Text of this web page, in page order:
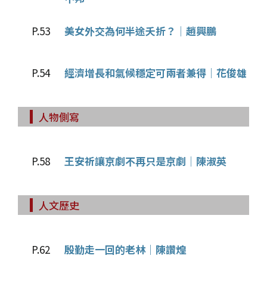
P.53 美女外交為何半途夭折？│趙興鵬
P.54 經濟增長和氣候穩定可兩者兼得│花俊雄
人物側寫
P.58 王安祈讓京劇不再只是京劇│陳淑英
人文歷史
P.62 殷勤走一回的老林│陳讚煌